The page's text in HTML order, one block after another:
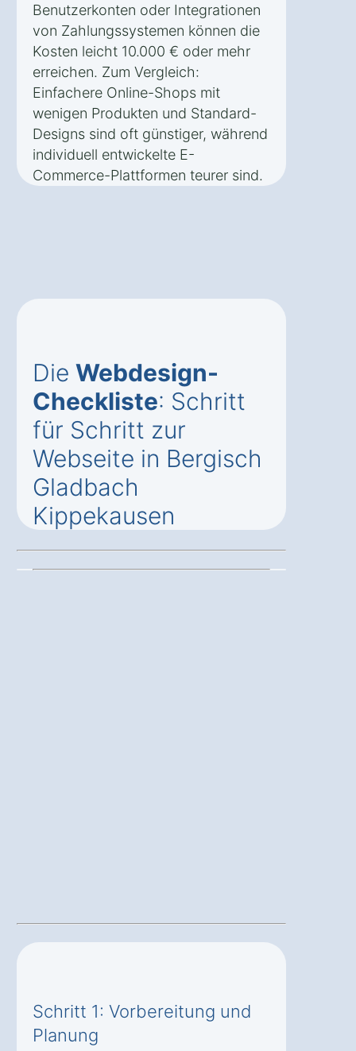
Benutzerkonten oder Integrationen
von Zahlungssystemen können die
Kosten leicht 10.000 € oder mehr
erreichen. Zum Vergleich:
Einfachere Online-Shops mit
wenigen Produkten und Standard-
Designs sind oft günstiger, während
individuell entwickelte E-
Commerce-Plattformen teurer sind.
Die Webdesign-
Checkliste: Schritt
für Schritt zur
Webseite in Bergisch
Gladbach
Kippekausen
Schritt 1: Vorbereitung und
Planung